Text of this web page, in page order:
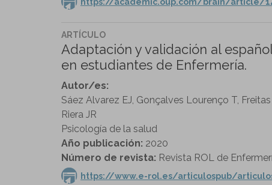
ARTÍCULO
Adaptación y validación al
en estudiantes de Enfermería.
Autor/es:
Sáez Alvarez EJ, Gonçalves Lourenço T,
Riera JR
Psicología de la salud
Año publicación: 2020
Número de revista: Revista ROL de
https://www.e-rol.es/articulospub/